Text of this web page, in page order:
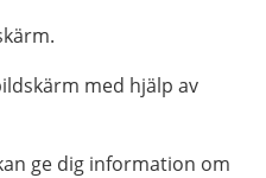
med hjälp av
ge dig information om